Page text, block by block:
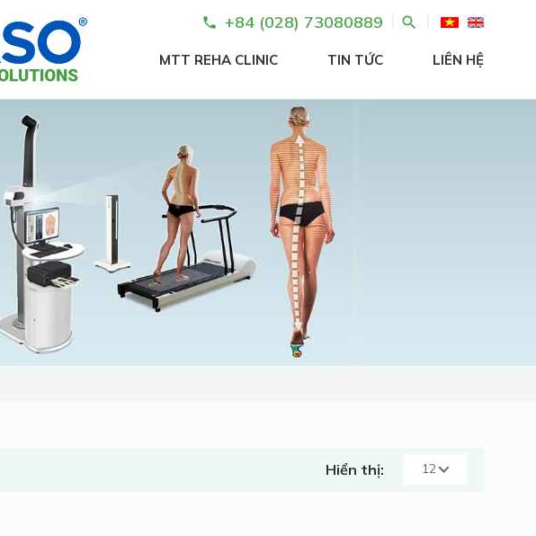
MTT REHA CLINIC TIN TỨC LIÊN HỆ
phone +84 (028) 73080889 search
Hiển thị: